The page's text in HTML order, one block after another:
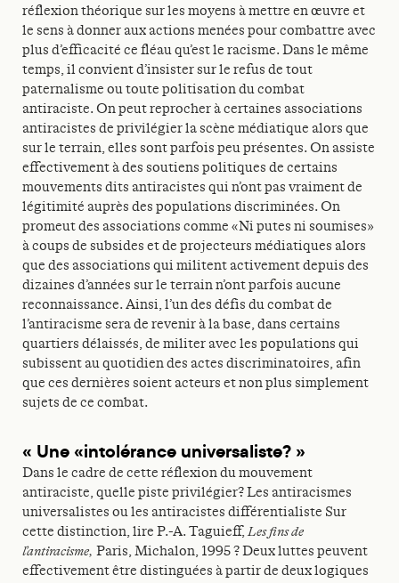
réflexion théorique sur les moyens à mettre en œuvre et
le sens à donner aux actions menées pour combattre avec
plus d’efficacité ce fléau qu’est le racisme. Dans le même
temps, il convient d’insister sur le refus de tout
paternalisme ou toute politisation du combat
antiraciste. On peut reprocher à certaines associations
antiracistes de privilégier la scène médiatique alors que
sur le terrain, elles sont parfois peu présentes. On assiste
effectivement à des soutiens politiques de certains
mouvements dits antiracistes qui n’ont pas vraiment de
légitimité auprès des populations discriminées. On
promeut des associations comme «Ni putes ni soumises»
à coups de subsides et de projecteurs médiatiques alors
que des associations qui militent activement depuis des
dizaines d’années sur le terrain n’ont parfois aucune
reconnaissance. Ainsi, l’un des défis du combat de
l’antiracisme sera de revenir à la base, dans certains
quartiers délaissés, de militer avec les populations qui
subissent au quotidien des actes discriminatoires, afin
que ces dernières soient acteurs et non plus simplement
sujets de ce combat.
« Une «intolérance universaliste? »
Dans le cadre de cette réflexion du mouvement
antiraciste, quelle piste privilégier? Les antiracismes
universalistes ou les antiracistes différentialiste Sur
cette distinction, lire P.-A. Taguieff,Les fins de
l’antiracisme, Paris, Michalon, 1995 ? Deux luttes peuvent
effectivement être distinguées à partir de deux logiques